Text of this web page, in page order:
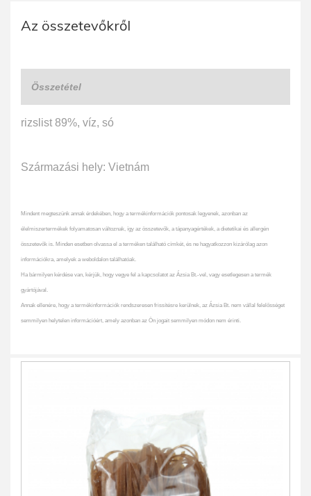
Az összetevőkről
Összetétel
rizslist 89%, víz, só
Származási hely: Vietnám
Mindent megteszünk annak érdekében, hogy a termékinformációk pontosak legyenek, azonban az
élelmiszertermékek folyamatosan változnak, így az összetevők, a tápanyagértékek, a dietetikai és allergén
összetevők is. Minden esetben olvassa el a terméken található címkét, és ne hagyatkozzon kizárólag azon
információkra, amelyek a weboldalon találhatóak.
Ha bármilyen kérdése van, kérjük, hogy vegye fel a kapcsolatot az Ázsia Bt.-vel, vagy esetlegesen a termék
gyártójával.
Annak ellenére, hogy a termékinformációk rendszeresen frissítésre kerülnek, az Ázsia Bt. nem vállal felelősséget
semmilyen helytelen információért, amely azonban az Ön jogait semmilyen módon nem érinti.